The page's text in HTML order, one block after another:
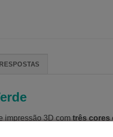
impressão 3D comtrês cores
são peças únicas,